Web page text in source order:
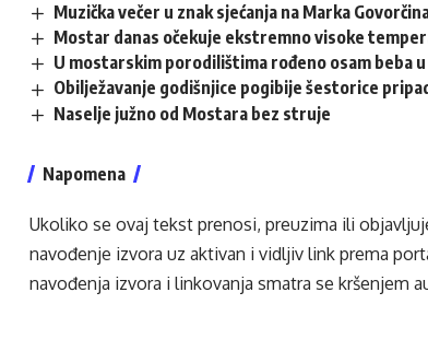
Muzička večer u znak sjećanja na Marka
Mostar danas očekuje ekstremno visoke
U mostarskim porodilištima rođeno osam beba
Obilježavanje godišnjice pogibije šestorice
Naselje južno od Mostara bez struje
Napomena
Ukoliko se ovaj tekst prenosi, preuzima ili
navođenje izvora uz aktivan i vidljiv link prema
navođenja izvora i linkovanja smatra se kršenjem